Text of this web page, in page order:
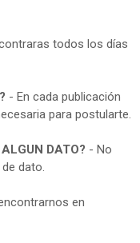
todos los días
- En cada publicación
para postularte.
DATO? - No
dato.
en